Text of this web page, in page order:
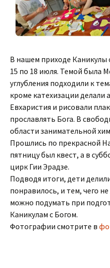
В нашем приходе Каникулы
15 по 18 июля. Темой была
углубления подходили к
кроме катехизации делали
Евхаристия и рисовали
прославлять Бога. В
области занимательной
Прошлись по прекрасной
пятницу был квест, а в
цирк Гии Эрадзе.
Подводя итоги, дети
понравилось, и тем, чего
можно подумать при
Каникулам с Богом.
Фотографии смотрите в